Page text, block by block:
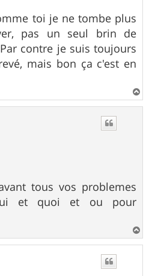
toi je ne tombe plus
pas un seul brin de
contre je suis toujours
mais bon ça c'est en
a
tous vos problemes
et quoi et ou pour
a
u